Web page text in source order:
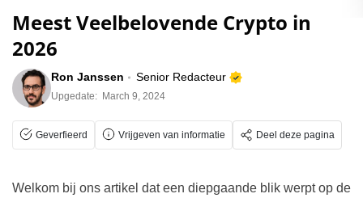
Meest Veelbelovende Crypto in
2026
Ron Janssen Senior Redacteur
Upgedate: March 9, 2024
Geverfieerd Vrijgeven van informatie Deel deze pagina
Welkom bij ons artikel dat een diepgaande blik werpt op de